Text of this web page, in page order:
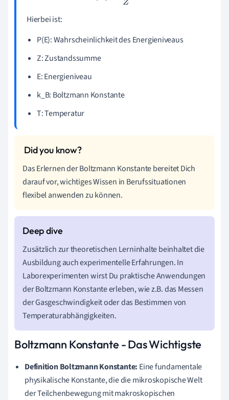
Hierbei ist:
P(E): Wahrscheinlichkeit des Energieniveaus
Z: Zustandssumme
E: Energieniveau
k_B: Boltzmann Konstante
T: Temperatur
Das Erlernen der Boltzmann Konstante bereitet Dich
darauf vor, wichtiges Wissen in Berufssituationen
flexibel anwenden zu können.
Zusätzlich zur theoretischen Lerninhalte beinhaltet die
Ausbildung auch experimentelle Erfahrungen. In
Laborexperimenten wirst Du praktische Anwendungen
der Boltzmann Konstante erleben, wie z.B. das Messen
der Gasgeschwindigkeit oder das Bestimmen von
Temperaturabhängigkeiten.
Boltzmann Konstante - Das Wichtigste
Definition Boltzmann Konstante: Eine fundamentale
physikalische Konstante, die die mikroskopische Welt
der Teilchenbewegung mit makroskopischen